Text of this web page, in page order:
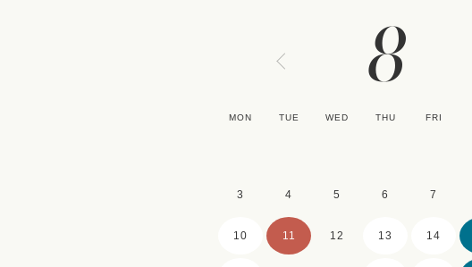
8
MON TUE WED THU FRI
3 4 5 6 7
10 11 12 13 14